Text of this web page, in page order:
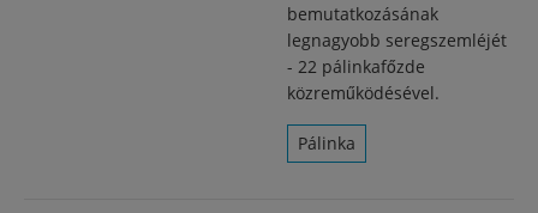
bemutatkozásának
legnagyobb seregszemléjét
- 22 pálinkafőzde
közreműködésével.
Pálinka